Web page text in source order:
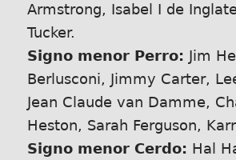
Armstrong, Isabel I de
Tucker.
Signo menor Perro: Jim
Berlusconi, Jimmy Carter,
Jean Claude van Damme,
Heston, Sarah Ferguson,
Signo menor Cerdo: Hal